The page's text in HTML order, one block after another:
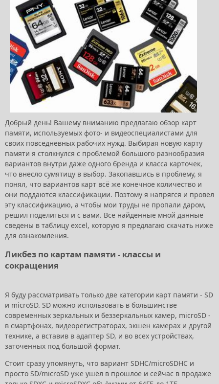
Добрый день! Вашему вниманию предлагаю обзор карт
памяти, используемых фото- и видеоспециалистами для
своих повседневных рабочих нужд. Выбирая новую карту
памяти я столкнулся с проблемой большого разнообразия
вариантов внутри даже одного бренда и класса карточек,
что внесло сумятицу в выбор. Закопавшись в проблему, я
понял, что вариантов карт всё же конечное количество и
они поддаются классификации. Поэтому я напрягся и провёл
эту классификацию, а чтобы мои труды не пропали даром,
решил поделиться и с вами. Все найденные мной данные
сведены в таблицу excel, которую я предлагаю скачать ниже
для ознакомления.
Ликбез по картам памяти - классы и
сокращения
Я буду рассматривать только две категории карт памяти - SD
и microSD. SD можно использовать в большинстве
современных зеркальных и беззеркальных камер, microSD -
в смартфонах, видеорегистраторах, экшен камерах и другой
технике, а вставив в адаптер SD, и во всех устройствах,
заточенных под большой формат.
Стоит сразу упомянуть, что вариант SDHC/microSDHC и
просто SD/microSD уже ушёл в прошлое и сейчас в продаже